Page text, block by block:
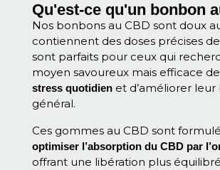
Qu'est-ce qu'un bonbon
Nos bonbons au CBD sont doux
contiennent des doses précises
sont parfaits pour ceux qui
moyen savoureux mais efficace de
stress quotidien et d’améliorer
général.
Ces gommes au CBD sont
optimiser l’absorption du CBD par
offrant une libération plus